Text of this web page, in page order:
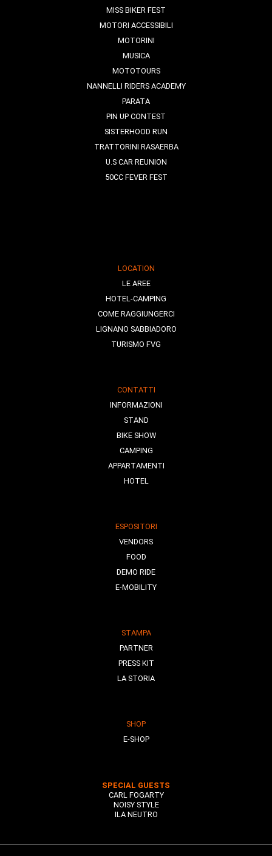
MISS BIKER FEST
MOTORI ACCESSIBILI
MOTORINI
MUSICA
MOTOTOURS
NANNELLI RIDERS ACADEMY
PARATA
PIN UP CONTEST
SISTERHOOD RUN
TRATTORINI RASAERBA
U.S CAR REUNION
50CC FEVER FEST
LOCATION
LE AREE
HOTEL-CAMPING
COME RAGGIUNGERCI
LIGNANO SABBIADORO
TURISMO FVG
CONTATTI
INFORMAZIONI
STAND
BIKE SHOW
CAMPING
APPARTAMENTI
HOTEL
ESPOSITORI
VENDORS
FOOD
DEMO RIDE
E-MOBILITY
STAMPA
PARTNER
PRESS KIT
LA STORIA
SHOP
E-SHOP
SPECIAL GUESTS
CARL FOGARTY
NOISY STYLE
ILA NEUTRO